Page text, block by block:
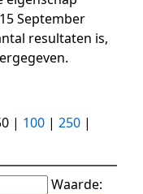
September
resultaten is,
| 100 | 250 |
Waarde: